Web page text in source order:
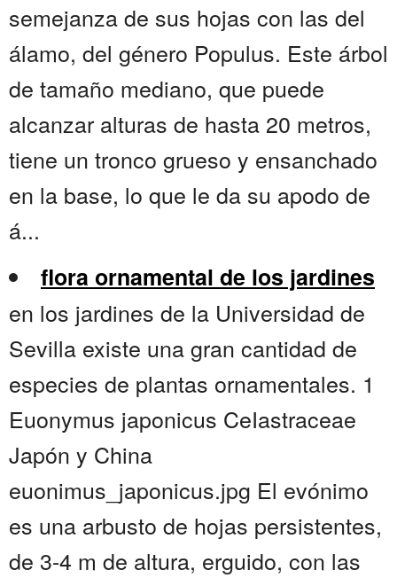
semejanza de sus hojas con las del
álamo, del género Populus. Este árbol
de tamaño mediano, que puede
alcanzar alturas de hasta 20 metros,
tiene un tronco grueso y ensanchado
en la base, lo que le da su apodo de
á...
flora ornamental de los jardines
en los jardines de la Universidad de
Sevilla existe una gran cantidad de
especies de plantas ornamentales. 1
Euonymus japonicus CeIastraceae
Japón y China
euonimus_japonicus.jpg El evónimo
es una arbusto de hojas persistentes,
de 3-4 m de altura, erguido, con las